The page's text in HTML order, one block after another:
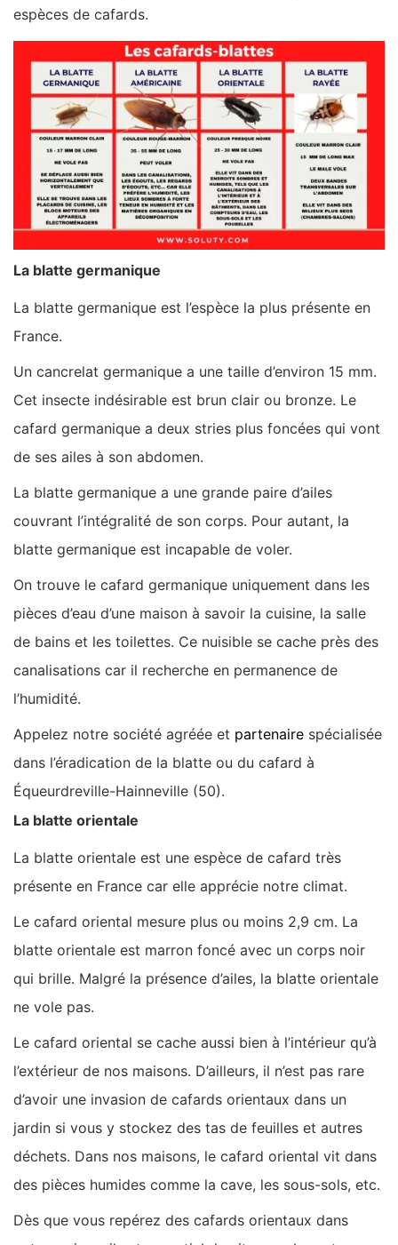
espèces de cafards.
La blatte germanique
La blatte germanique est l’espèce la plus présente en
France.
Un cancrelat germanique a une taille d’environ 15 mm.
Cet insecte indésirable est brun clair ou bronze. Le
cafard germanique a deux stries plus foncées qui vont
de ses ailes à son abdomen.
La blatte germanique a une grande paire d’ailes
couvrant l’intégralité de son corps. Pour autant, la
blatte germanique est incapable de voler.
On trouve le cafard germanique uniquement dans les
pièces d’eau d’une maison à savoir la cuisine, la salle
de bains et les toilettes. Ce nuisible se cache près des
canalisations car il recherche en permanence de
l’humidité.
Appelez notre société agréée et partenaire spécialisée
dans l’éradication de la blatte ou du cafard à
Équeurdreville-Hainneville (50).
La blatte orientale
La blatte orientale est une espèce de cafard très
présente en France car elle apprécie notre climat.
Le cafard oriental mesure plus ou moins 2,9 cm. La
blatte orientale est marron foncé avec un corps noir
qui brille. Malgré la présence d’ailes, la blatte orientale
ne vole pas.
Le cafard oriental se cache aussi bien à l’intérieur qu’à
l’extérieur de nos maisons. D’ailleurs, il n’est pas rare
d’avoir une invasion de cafards orientaux dans un
jardin si vous y stockez des tas de feuilles et autres
déchets. Dans nos maisons, le cafard oriental vit dans
des pièces humides comme la cave, les sous-sols, etc.
Dès que vous repérez des cafards orientaux dans